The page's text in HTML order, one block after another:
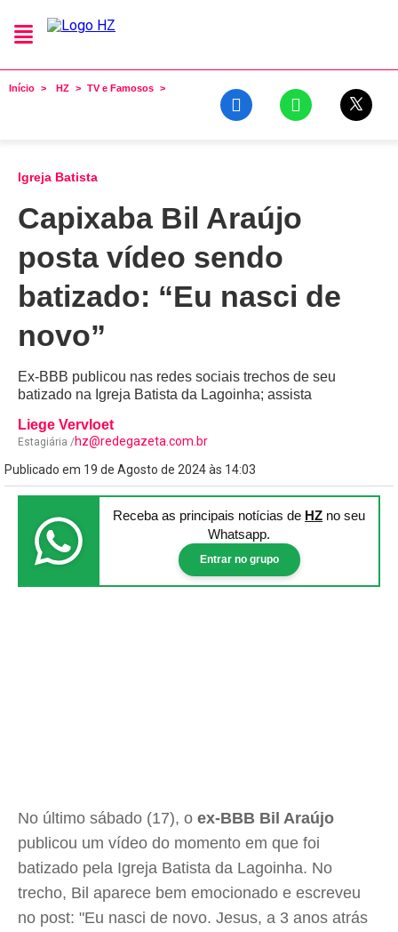
Início HZ TV e Famosos
Igreja Batista
Capixaba Bil Araújo
posta vídeo sendo
batizado: “Eu nasci de
novo”
Ex-BBB publicou nas redes sociais trechos de seu
batizado na Igreja Batista da Lagoinha; assista
Liege Vervloet
Estagiária /hz@redegazeta.com.br
Publicado em 19 de Agosto de 2024 às 14:03
Receba as principais notícias de HZ no seu
Whatsapp.
Entrar no grupo
No último sábado (17), o ex-BBB Bil Araújo
publicou um vídeo do momento em que foi
batizado pela Igreja Batista da Lagoinha. No
trecho, Bil aparece bem emocionado e escreveu
no post: "Eu nasci de novo. Jesus, a 3 anos atrás